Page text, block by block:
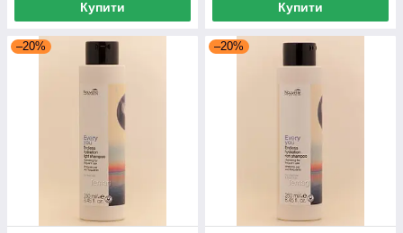
Купити Купити
–20% –20%